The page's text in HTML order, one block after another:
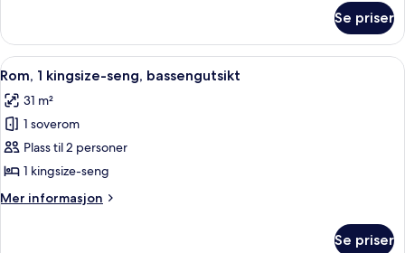
2
queensize-
senger,
bassengutsikt
Se priser
Åpne
alle
bildene
av
Rom,
1
kingsize-
seng,
Sengetøy av topp kvalitet, senger
8
Rom, 1 kingsize-seng, bassengutsikt
31 m²
1 soverom
Plass til 2 personer
1 kingsize-seng
Mer informasjon
Mer
Se priser